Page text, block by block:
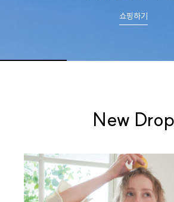
쇼핑하기
New Drop